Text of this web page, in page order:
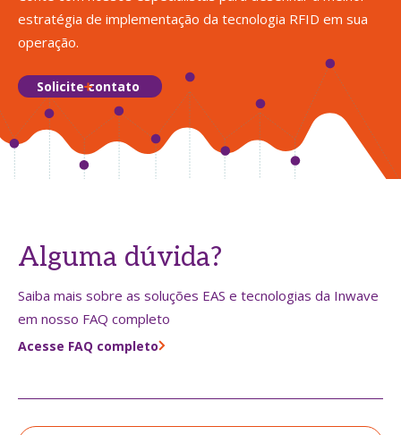
estratégia de implementação da tecnologia RFID em sua
operação.
Solicite contato
Alguma dúvida?
Saiba mais sobre as soluções EAS e tecnologias da Inwave
em nosso FAQ completo
Acesse FAQ completo